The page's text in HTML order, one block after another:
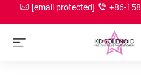
[email protected] +86-